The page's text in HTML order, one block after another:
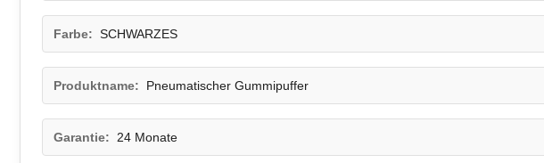
Farbe: SCHWARZES
Produktname: Pneumatischer Gummipuffer
Garantie: 24 Monate